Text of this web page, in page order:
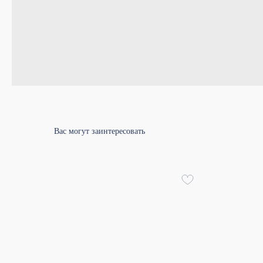
Вас могут заинтересовать